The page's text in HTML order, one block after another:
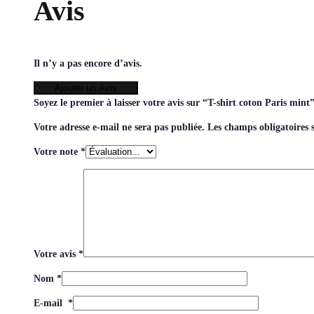
Avis
Il n’y a pas encore d’avis.
Soyez le premier à laisser votre avis sur “T-shirt coton Paris mint”
Votre adresse e-mail ne sera pas publiée. Les champs obligatoires
Votre note *
Votre avis *
Nom *
E-mail *